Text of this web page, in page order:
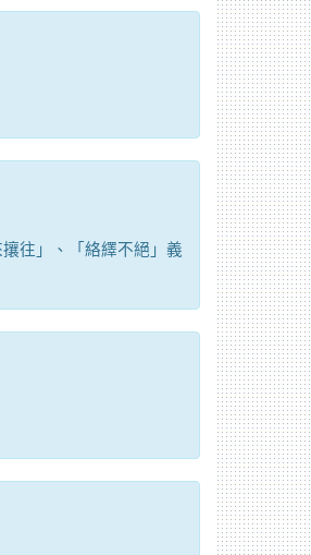
往」、「絡繹不絕」義